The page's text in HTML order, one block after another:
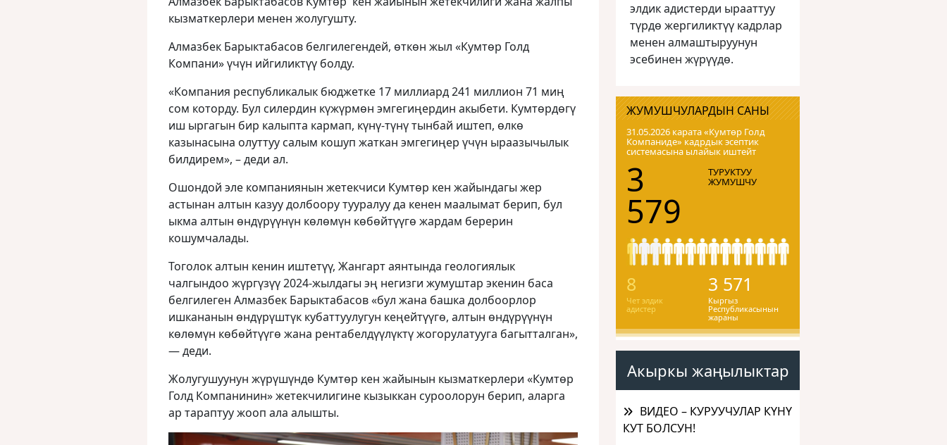
кызматкерлери менен жолугушту.
Алмазбек Барыктабасов белгилегендей, өткөн жыл «Кумтөр Голд
Компани» үчүн ийгиликтүү болду.
«Компания республикалык бюджетке 17 миллиард 241 миллион 71 миң
сом которду. Бул силердин күжүрмөн эмгегиңердин акыбети. Кумтөрдөгү
иш ыргагын бир калыпта кармап, күнү-түнү тынбай иштеп, өлкө
казынасына олуттуу салым кошуп жаткан эмгегиңер үчүн ыраазычылык
билдирем», – деди ал.
Ошондой эле компаниянын жетекчиси Кумтөр кен жайындагы жер
астынан алтын казуу долбоору тууралуу да кенен маалымат берип, бул
ыкма алтын өндүрүүнүн көлөмүн көбөйтүүгө жардам берерин
кошумчалады.
Тоголок алтын кенин иштетүү, Жангарт аянтында геологиялык
чалгындоо жүргүзүү 2024-жылдагы эң негизги жумуштар экенин баса
белгилеген Алмазбек Барыктабасов «бул жана башка долбоорлор
ишкананын өндүрүштүк кубаттуулугун кеңейтүүгө, алтын өндүрүүнүн
көлөмүн көбөйтүүгө жана рентабелдүүлүктү жогорулатууга багытталган»,
— деди.
Жолугушуунун жүрүшүндө Кумтөр кен жайынын кызматкерлери «Кумтөр
Голд Компанинин» жетекчилигине кызыккан суроолорун берип, аларга
ар тараптуу жооп ала алышты.
элдик адистерди ырааттуу
түрдө жергиликтүү кадрлар
менен алмаштыруунун
эсебинен жүрүүдө.
ЖУМУШЧУЛАРДЫН САНЫ
31.05.2026 карата «Кумтɵр Голд
Компаниде» кадрдык эсептик
системасына ылайык иштейт
3
579
ТУРУКТУУ
ЖУМУШЧУ
8
Чет элдик
адистер
3 571
Кыргыз
Республикасынын
жараны
Акыркы жаңылыктар
ВИДЕО – КУРУУЧУЛАР КҮНҮ
КУТ БОЛСУН!